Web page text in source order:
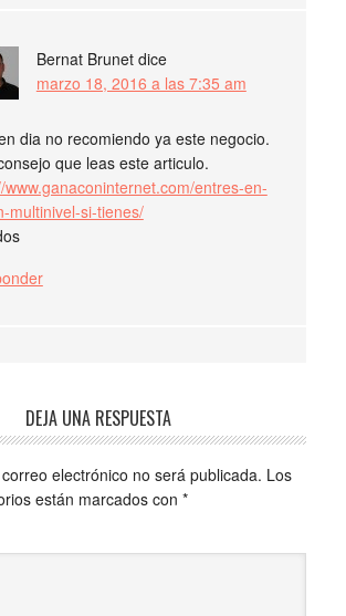
Bernat Brunet dice
marzo 18, 2016 a las 7:35 am
dia no recomiendo ya este negocio.
que leas este articulo.
www.ganaconinternet.com/entres-en-
multinivel-si-tienes/
DEJA UNA RESPUESTA
electrónico no será publicada. Los
están marcados con *